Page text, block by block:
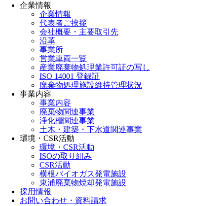
企業情報
企業情報
代表者ご挨拶
会社概要・主要取引先
沿革
事業所
営業車両一覧
産業廃棄物処理業許可証の写し
ISO 14001 登録証
廃棄物処理施設維持管理状況
事業内容
事業内容
廃棄物関連事業
浄化槽関連事業
土木・建築・下水道関連事業
環境・CSR活動
環境・CSR活動
ISOの取り組み
CSR活動
横根バイオガス発電施設
東浦廃棄物焼却発電施設
採用情報
お問い合わせ・資料請求